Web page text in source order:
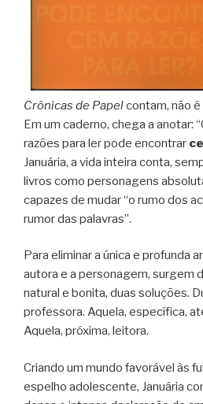
Crônicas de Papelcontam, não
Em um caderno, chega a anotar:
razões para ler pode encontrar
Januária, a vida inteira conta,
livros como personagens
capazes de mudar “o rumo dos
rumor das palavras”.
Para eliminar a única e profunda
autora e a personagem, surgem
natural e bonita, duas soluções.
professora. Aquela, específica,
Aquela, próxima, leitora.
Criando um mundo favorável às
espelho adolescente, Januária